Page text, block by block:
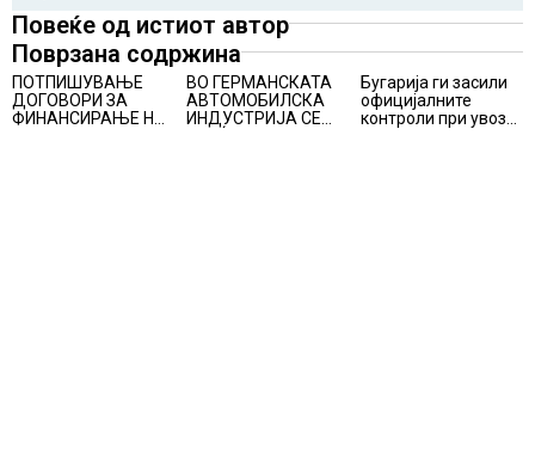
Повеќе од истиот автор
Поврзана содржина
ПОТПИШУВАЊЕ
ДОГОВОРИ ЗА
ФИНАНСИРАЊЕ НА
ВО ГЕРМАНСКАТА
АВТОМОБИЛСКА
ИНДУСТРИЈА СЕ
Бугарија ги засили
официјалните
контроли при увоз